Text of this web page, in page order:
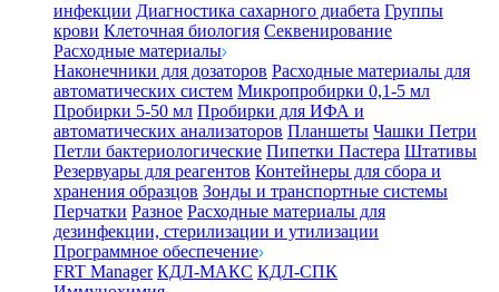
инфекции Диагностика сахарного диабета Группы
крови Клеточная биология Секвенирование
Расходные материалы
Наконечники для дозаторов Расходные материалы для
автоматических систем Микропробирки 0,1-5 мл
Пробирки 5-50 мл Пробирки для ИФА и
автоматических анализаторов Планшеты Чашки Петри
Петли бактериологические Пипетки Пастера Штативы
Резервуары для реагентов Контейнеры для сбора и
хранения образцов Зонды и транспортные системы
Перчатки Разное Расходные материалы для
дезинфекции, стерилизации и утилизации
Программное обеспечение
FRT Manager КДЛ-МАКС КДЛ-СПК